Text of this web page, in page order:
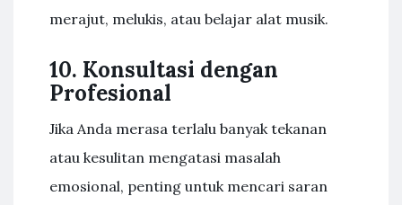
merajut, melukis, atau belajar alat musik.
10. Konsultasi dengan
Profesional
Jika Anda merasa terlalu banyak tekanan
atau kesulitan mengatasi masalah
emosional, penting untuk mencari saran